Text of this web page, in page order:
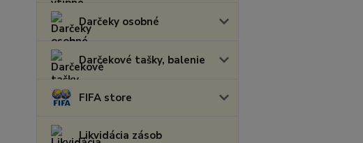
Darčeky osobné
Darčekové tašky, balenie
FIFA store
Likvidácia zásob